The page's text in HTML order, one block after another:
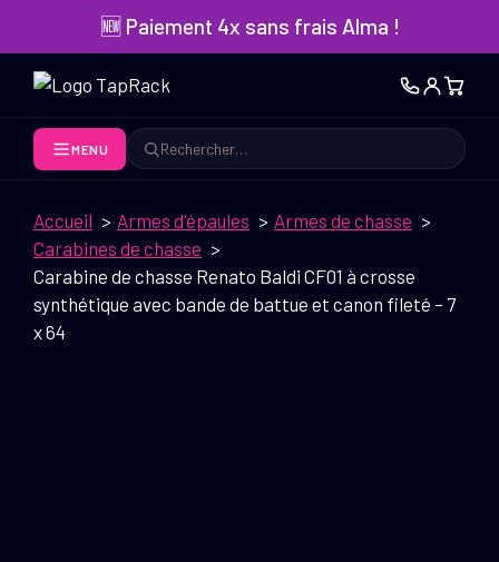
contenu
🆕 Paiement 4x sans frais Alma !
MENU
Rechercher
Accueil Armes d'épaules
Armes de chasse
Carabines de chasse
Carabine de chasse Renato Baldi CF01 à crosse
synthétique avec bande de battue et canon fileté – 7
x 64